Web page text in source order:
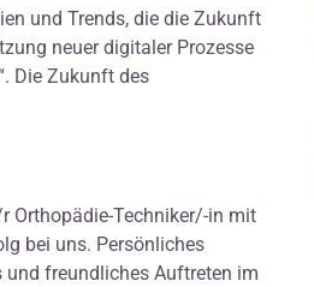
und Trends, die die Zukunft
neuer digitaler Prozesse
Die Zukunft des
Orthopädie-Techniker/-in mit
bei uns. Persönliches
und freundliches Auftreten im